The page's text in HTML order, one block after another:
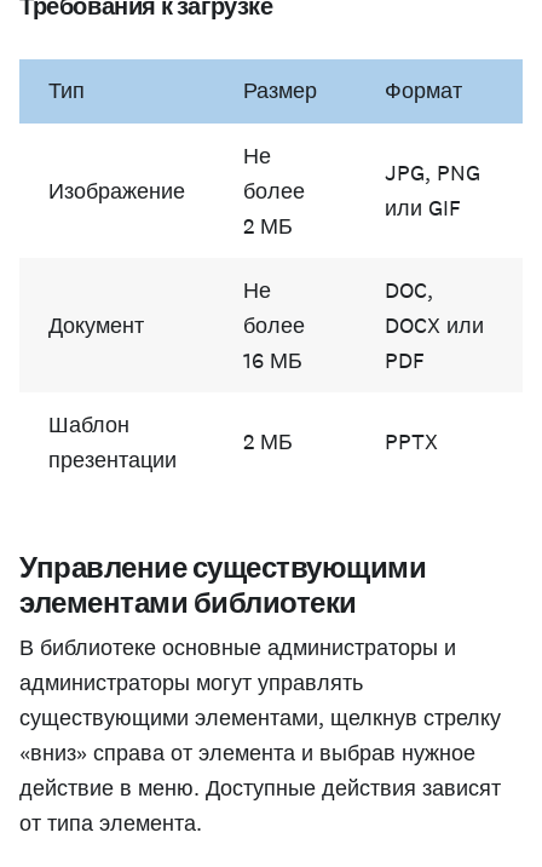
Тип Размер Формат
Изображение
Не
более
2 МБ
JPG, PNG
или GIF
Документ
Не
более
16 МБ
DOC,
DOCX или
PDF
Шаблон
презентации
2 МБ PPTX
Управление существующими
элементами библиотеки
В библиотеке основные администраторы и
администраторы могут управлять
существующими элементами, щелкнув стрелку
«вниз» справа от элемента и выбрав нужное
действие в меню. Доступные действия зависят
от типа элемента.